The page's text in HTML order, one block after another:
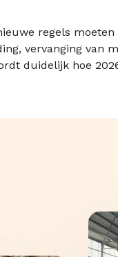
regels
vervanging van
duidelijk hoe